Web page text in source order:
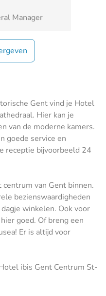
Manager
Gent vind je Hotel
Hier kan je
van de moderne kamers.
goede service en
receptie bijvoorbeeld 24
van Gent binnen.
bezienswaardigheden
winkelen. Ook voor
goed. Of breng een
Er is altijd voor
ibis Gent Centrum St-